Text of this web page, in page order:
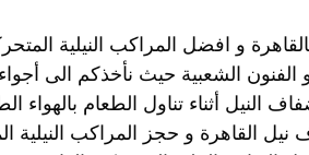
و افضل المراكب النيلية
الشعبية حيث نأخذكم الى
النيل أثناء تناول الطعام بالهواء
القاهرة و حجز المراكب النيلية